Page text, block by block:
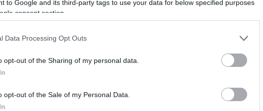
to Google and its third-party tags to use your data for below specified purposes
consent section.
Data Processing Opt Outs
opt-out of the Sharing of my personal data.
opt-out of the Sale of my Personal Data.
szerint Oroszországnak a külföldön élő